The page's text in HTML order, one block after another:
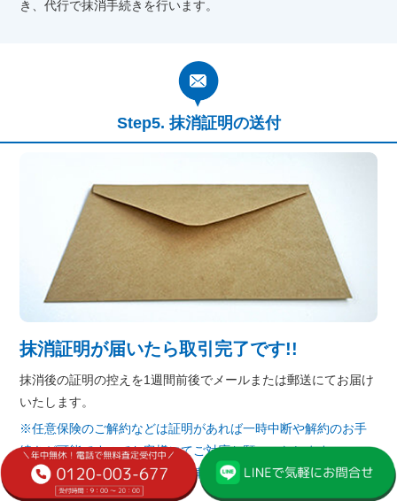
き、代行で抹消手続きを行います。
抹消証明の送付
抹消証明が届いたら取引完了です!!
抹消後の証明の控えを1週間前後でメールまたは郵送にてお届け
いたします。
※任意保険のご解約などは証明があれば一時中断や解約のお手
続きが可能ですのでお客様にてご対応お願いいたします。
※自動車税・重量税・自賠責（車検残りある場合）は当社にて
お手続きいたします。